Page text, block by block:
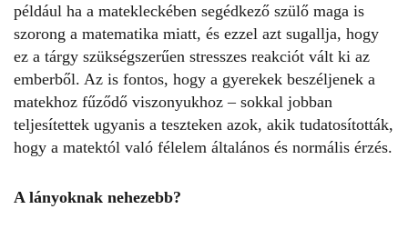
például ha a matekleckében segédkező szülő maga is
szorong a matematika miatt, és ezzel azt sugallja, hogy
ez a tárgy szükségszerűen stresszes reakciót vált ki az
emberből. Az is fontos, hogy a gyerekek beszéljenek a
matekhoz fűződő viszonyukhoz – sokkal jobban
teljesítettek ugyanis a teszteken azok, akik tudatosították,
hogy a matektól való félelem általános és normális érzés.
A lányoknak nehezebb?